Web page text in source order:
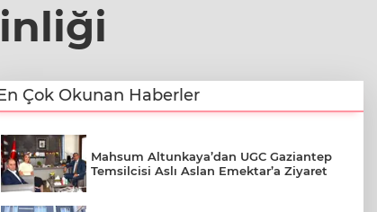
Çok Okunan Haberler
Mahsum Altunkaya’dan UGC Gaziantep
Temsilcisi Aslı Aslan Emektar’a Ziyaret